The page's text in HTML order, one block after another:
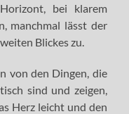
bei klarem
manchmal lässt der
Blickes zu.
von den Dingen, die
sind und zeigen,
Herz leicht und den